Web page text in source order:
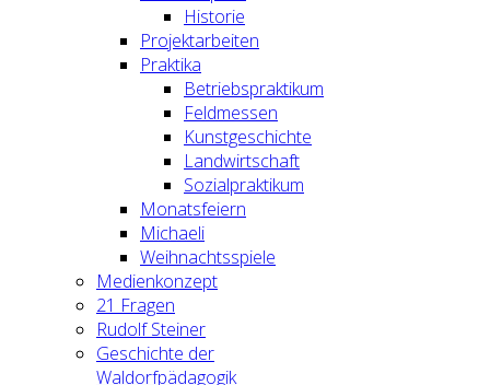
Historie
Projektarbeiten
Praktika
Betriebspraktikum
Feldmessen
Kunstgeschichte
Landwirtschaft
Sozialpraktikum
Monatsfeiern
Michaeli
Weihnachtsspiele
Medienkonzept
21 Fragen
Rudolf Steiner
Geschichte der
Waldorfpädagogik